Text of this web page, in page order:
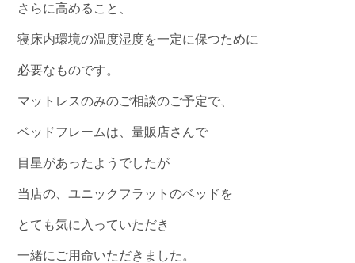
さらに高めること、
寝床内環境の温度湿度を一定に保つために
必要なものです。
マットレスのみのご相談のご予定で、
ベッドフレームは、量販店さんで
目星があったようでしたが
当店の、ユニックフラットのベッドを
とても気に入っていただき
一緒にご用命いただきました。